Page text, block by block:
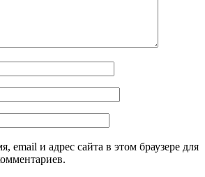
email и адрес сайта в этом браузере для